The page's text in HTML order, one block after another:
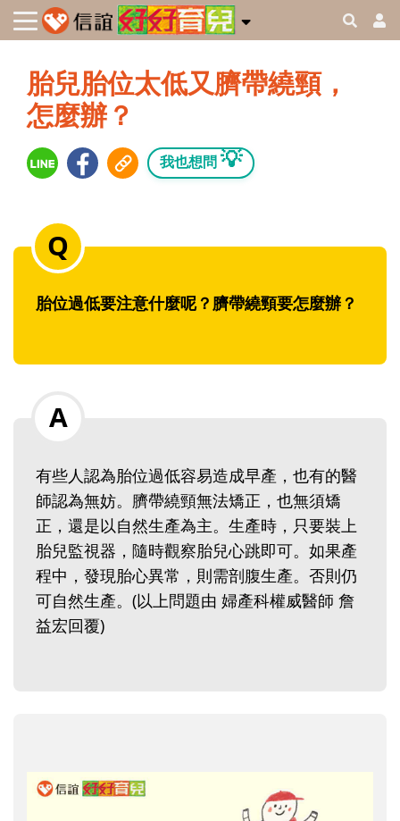
胎兒胎位太低又臍帶繞頸，
怎麼辦？
我也想問 💡
胎位過低要注意什麼呢？臍帶繞頸要怎麼辦？
有些人認為胎位過低容易造成早產，也有的醫
師認為無妨。臍帶繞頸無法矯正，也無須矯
正，還是以自然生產為主。生產時，只要裝上
胎兒監視器，隨時觀察胎兒心跳即可。如果產
程中，發現胎心異常，則需剖腹生產。否則仍
可自然生產。(以上問題由 婦產科權威醫師 詹
益宏回覆)